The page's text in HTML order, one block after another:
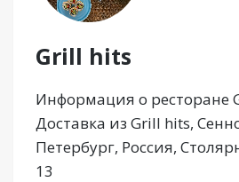
Grill hits
Информация о ресторане
Доставка из Grill hits,
Петербург, Россия,
13